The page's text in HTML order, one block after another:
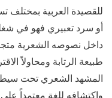
للقصيدة العربية بمختلف
أو سرد تعبيري فهو في
داخل نصوصه الشعرية
طبيعة الرتابة ومحاولاً
المشهد الشعري تحت
واكتشافه للغة معتمداً